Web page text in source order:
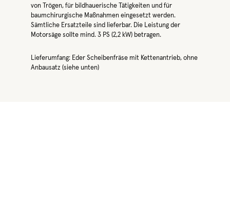
von Trögen, für bildhauerische Tätigkeiten und für
baumchirurgische Maßnahmen eingesetzt werden.
Sämtliche Ersatzteile sind lieferbar. Die Leistung der
Motorsäge sollte mind. 3 PS (2,2 kW) betragen.
Lieferumfang: Eder Scheibenfräse mit Kettenantrieb, ohne
Anbausatz (siehe unten)